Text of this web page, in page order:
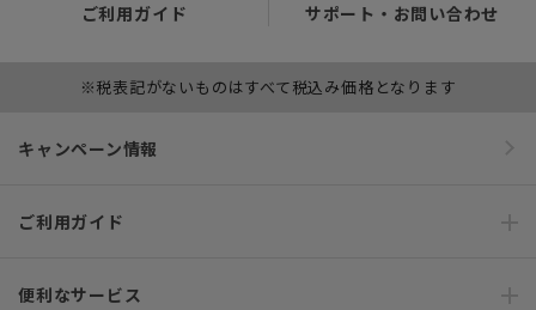
ご利用ガイド サポート・お問い合わせ
※税表記がないものはすべて税込み価格となります
キャンペーン情報
ご利用ガイド
便利なサービス